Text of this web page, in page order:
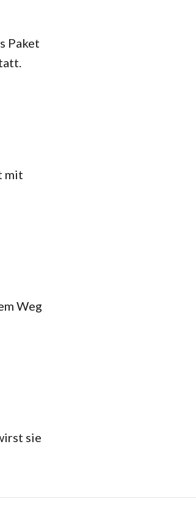
Paket
mit
Weg
sie